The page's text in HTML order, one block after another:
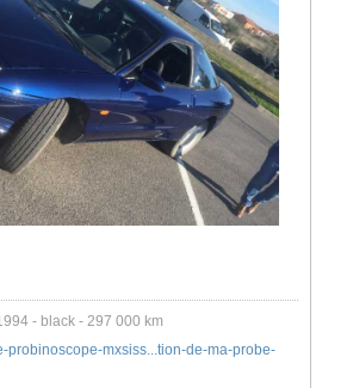
- black - 297 000 km
probinoscope-mxsiss...tion-de-ma-probe-